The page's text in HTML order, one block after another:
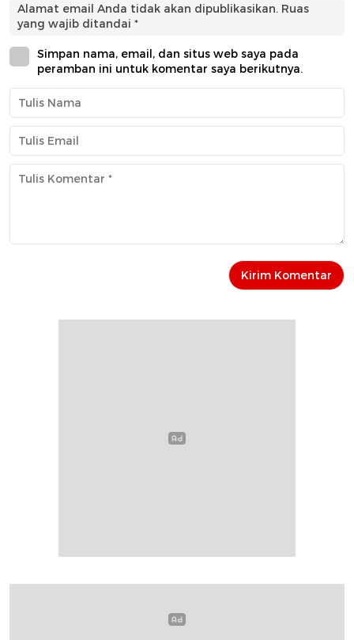
Alamat email Anda tidak akan dipublikasikan. Ruas
yang wajib ditandai *
Simpan nama, email, dan situs web saya pada
peramban ini untuk komentar saya berikutnya.